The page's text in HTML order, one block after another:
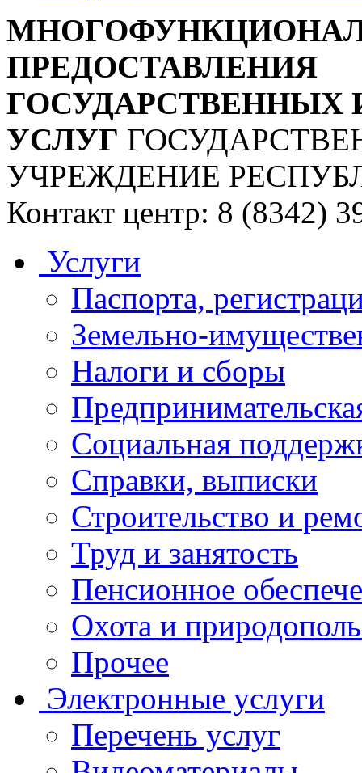
ПРЕДОСТАВЛЕНИЯ
УСЛУГ
УЧРЕЖДЕНИЕ
Контакт центр: 8 (8342)
Услуги
Паспорта,
Земельно-
Налоги и сборы
Социальная
Справки, выписки
Строительство и
Труд и занятость
Пенсионное
Охота и
Прочее
Электронные услуги
Перечень услуг